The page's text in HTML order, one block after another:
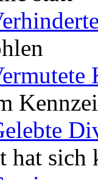
hat sich